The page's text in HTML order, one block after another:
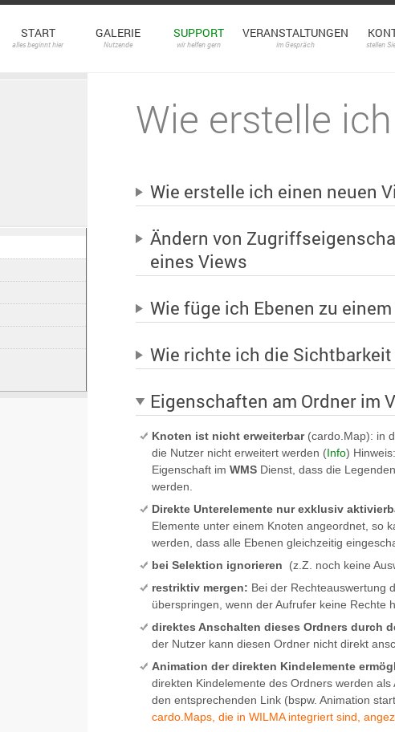
START
alles beginnt hier
GALERIE
Nutzende
SUPPORT
wir helfen gern
VERANSTALTUNGEN
im Gespräch stellen
Wie erstelle
Wie erstelle ich einen neuen
Ändern von
eines Views
Wie füge ich Ebenen zu
Wie richte ich die Sichtbarkeit
Eigenschaften am Ordner im
Knoten ist nicht erweiterbar(cardo.Map): in
die Nutzer nicht erweitert werden (Info)
Eigenschaft im WMS Dienst, dass die
werden.
Direkte Unterelemente nur exklusiv
Elemente unter einem Knoten angeordnet, so
werden, dass alle Ebenen gleichzeitig
bei Selektion ignorieren (z.Z. noch keine
restriktiv mergen: Bei der Rechteauswertung
überspringen, wenn der Aufrufer keine Rechte
direktes Anschalten dieses Ordners durch
der Nutzer kann diesen Ordner nicht direkt
Animation der direkten Kindelemente
direkten Kindelemente des Ordners werden
den entsprechenden Link (bspw. Animation
cardo.Maps, die in WILMA integriert sind,